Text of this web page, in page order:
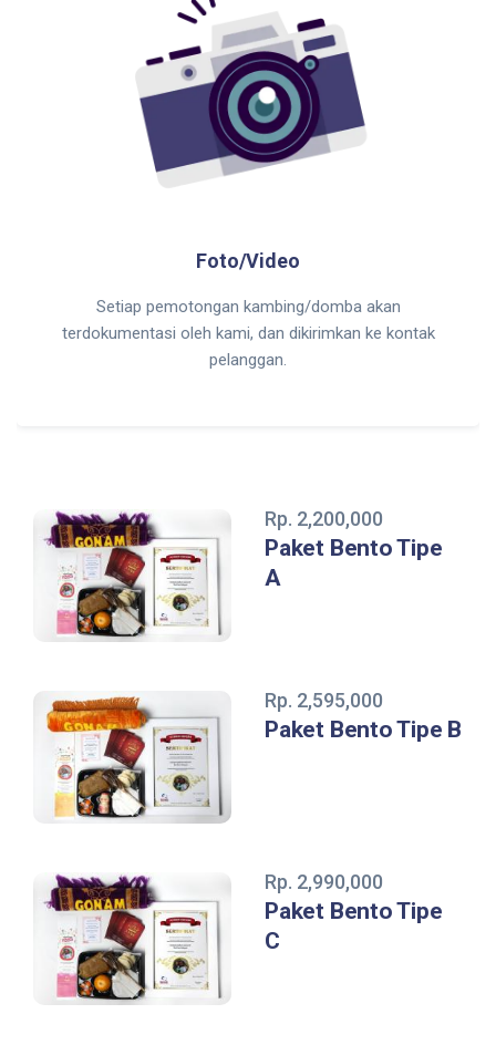
Foto/Video
Setiap pemotongan kambing/domba akan
terdokumentasi oleh kami, dan dikirimkan ke kontak
pelanggan.
Rp. 2,200,000
Paket Bento Tipe
A
Rp. 2,595,000
Paket Bento Tipe B
Rp. 2,990,000
Paket Bento Tipe
C